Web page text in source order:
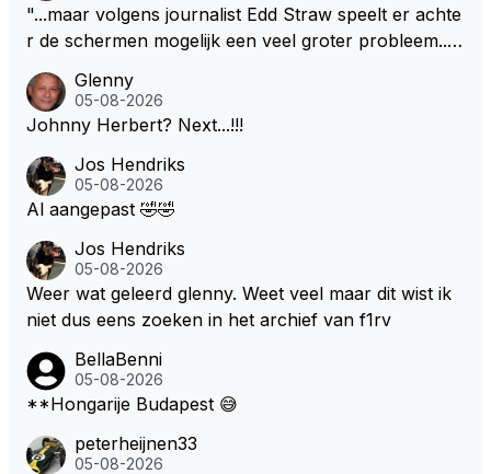
"...maar volgens journalist Edd Straw speelt er achte
r de schermen mogelijk een veel groter probleem..."
Glenny
05-08-2026
Johnny Herbert? Next...!!!
Jos Hendriks
05-08-2026
Al aangepast 🤣🤣
Jos Hendriks
05-08-2026
Weer wat geleerd glenny. Weet veel maar dit wist ik
niet dus eens zoeken in het archief van f1rv
BellaBenni
05-08-2026
**Hongarije Budapest 😅
peterheijnen33
05-08-2026